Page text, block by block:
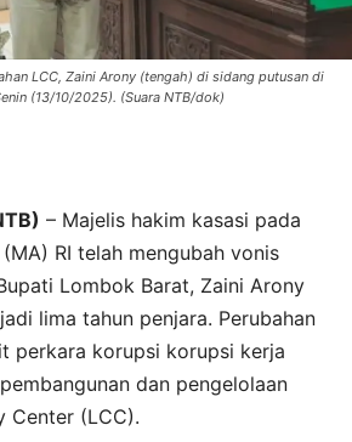
LCC, Zaini Arony (tengah) di sidang putusan di
(13/10/2025). (Suara NTB/dok)
– Majelis hakim kasasi pada
RI telah mengubah vonis
Lombok Barat, Zaini Arony
lima tahun penjara. Perubahan
perkara korupsi korupsi kerja
dan pengelolaan
Center (LCC).